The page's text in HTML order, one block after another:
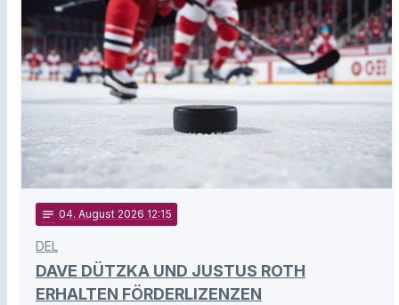
notes 04. August 2026 12:15
DEL
DAVE DÜTZKA UND JUSTUS ROTH
ERHALTEN FÖRDERLIZENZEN